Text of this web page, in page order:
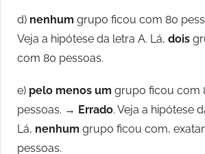
d) nenhum grupo ficou com 80
Veja a hipótese da letra A. Lá, dois
com 80 pessoas.
e) pelo menos um grupo ficou com
pessoas. → Errado. Veja a hipótese
Lá, nenhum grupo ficou com,
pessoas.